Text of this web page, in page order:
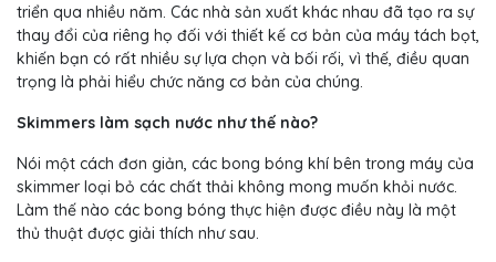
triển qua nhiều năm. Các nhà sản xuất khác nhau đã tạo ra sự
thay đổi của riêng họ đối với thiết kế cơ bản của máy tách bọt,
khiến bạn có rất nhiều sự lựa chọn và bối rối, vì thế, điều quan
trọng là phải hiểu chức năng cơ bản của chúng.
Skimmers làm sạch nước như thế nào?
Nói một cách đơn giản, các bong bóng khí bên trong máy của
skimmer loại bỏ các chất thải không mong muốn khỏi nước.
Làm thế nào các bong bóng thực hiện được điều này là một
thủ thuật được giải thích như sau.